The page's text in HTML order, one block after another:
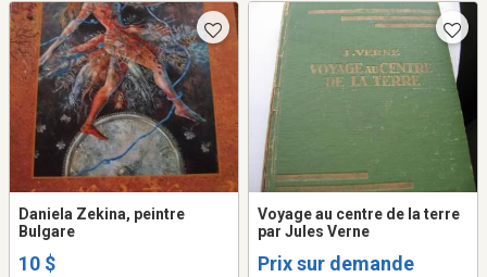
Daniela Zekina, peintre
Bulgare
10 $
Voyage au centre de la terre
par Jules Verne
Prix sur demande